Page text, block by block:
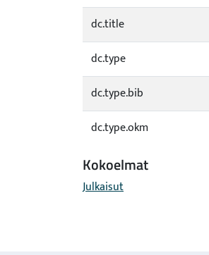
dc.title
dc.type
dc.type.bib
dc.type.okm
Kokoelmat
Julkaisut